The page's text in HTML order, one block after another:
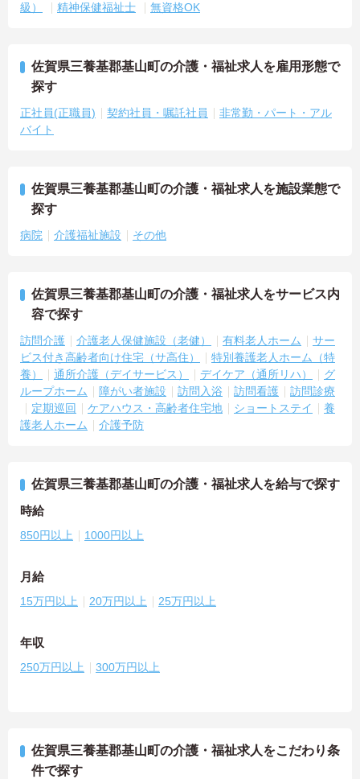
級） 精神保健福祉士 無資格OK
佐賀県三養基郡基山町の介護・福祉求人を雇用形態で
探す
正社員(正職員) 契約社員・嘱託社員
非常勤・パート・アル
バイト
佐賀県三養基郡基山町の介護・福祉求人を施設業態で
探す
病院 介護福祉施設 その他
佐賀県三養基郡基山町の介護・福祉求人をサービス内
容で探す
訪問介護 介護老人保健施設（老健） 有料老人ホーム
サー
ビス付き高齢者向け住宅（サ高住）
特別養護老人ホーム（特
養）
通所介護（デイサービス） デイケア（通所リハ）
グ
ループホーム
障がい者施設 訪問入浴 訪問看護
訪問診療
定期巡回
ケアハウス・高齢者住宅地 ショートステイ
養
護老人ホーム
介護予防
佐賀県三養基郡基山町の介護・福祉求人を給与で探す
時給
850円以上 1000円以上
月給
15万円以上 20万円以上 25万円以上
年収
250万円以上 300万円以上
佐賀県三養基郡基山町の介護・福祉求人をこだわり条
件で探す